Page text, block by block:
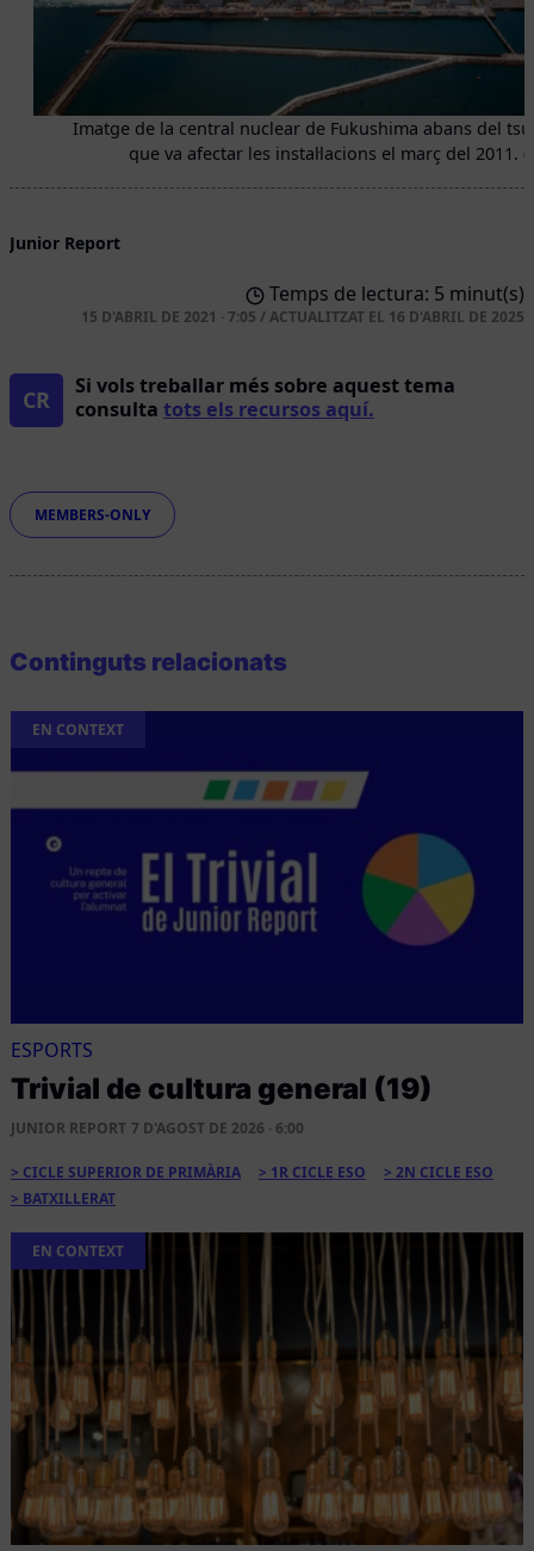
Imatge de la central nuclear de Fukushima abans del
que va afectar les instal·lacions el març del 2011.
Junior Report
Temps de lectura: 5 minut(s)
15 D'ABRIL DE 2021 · 7:05 /ACTUALITZAT EL 16 D'ABRIL DE 2025
CR
Si vols treballar més sobre aquest tema
consulta tots els recursos aquí.
Etiquetes
MEMBERS-ONLY
Continguts relacionats
EN CONTEXT
ESPORTS
Trivial de cultura general (19)
JUNIOR REPORT 7 D'AGOST DE 2026 · 6:00
CICLE SUPERIOR DE PRIMÀRIA 1R CICLE ESO
2N CICLE ESO
BATXILLERAT
EN CONTEXT